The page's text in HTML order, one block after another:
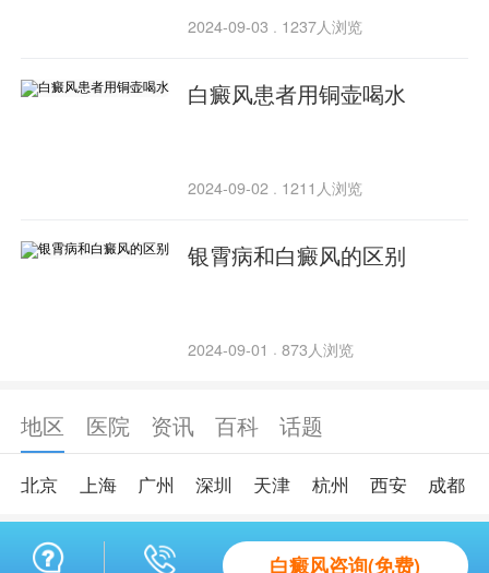
2024-09-03 · 1237人浏览
白癜风患者用铜壶喝水
2024-09-02 · 1211人浏览
银霄病和白癜风的区别
2024-09-01 · 873人浏览
地区 医院 资讯 百科 话题
北京 上海 广州 深圳 天津 杭州 西安 成都
白癜风咨询(免费)